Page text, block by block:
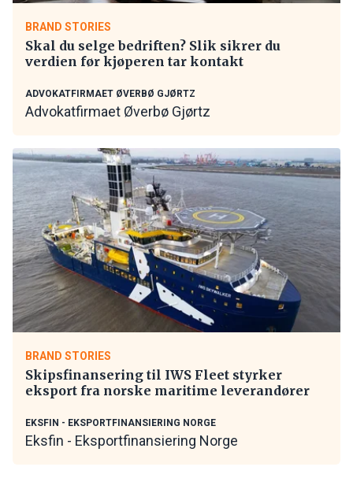
BRAND STORIES
Skal du selge bedriften? Slik sikrer du
verdien før kjøperen tar kontakt
ADVOKATFIRMAET ØVERBØ GJØRTZ
Advokatfirmaet Øverbø Gjørtz
BRAND STORIES
Skipsfinansering til IWS Fleet styrker
eksport fra norske maritime leverandører
EKSFIN - EKSPORTFINANSIERING NORGE
Eksfin - Eksportfinansiering Norge